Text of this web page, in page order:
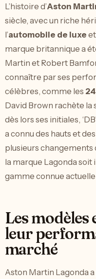
L’histoire d’Aston
siècle, avec un riche
l’automobile de luxe
marque britannique a
Martin et Robert
connaître par ses
célèbres, comme les
David Brown rachète
dès lors ses initiales,
a connu des hauts et
plusieurs changements
la marque Lagonda
gamme connue
Les
leur
marché
Aston Martin Lagonda